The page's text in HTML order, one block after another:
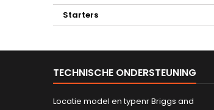
Starters
TECHNISCHE ONDERSTEUNING
Locatie model en typenr Briggs and